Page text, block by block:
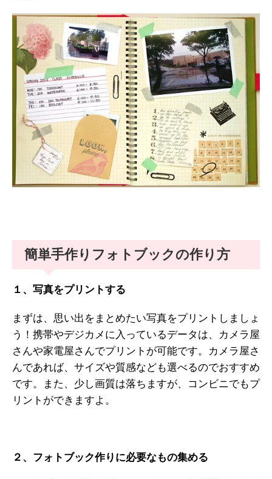
簡単手作りフォトブックの作り方
１、写真をプリントする
まずは、思い出をまとめたい写真をプリントしましょ
う！携帯やデジカメに入っているデータは、カメラ屋
さんや家電屋さんでプリントが可能です。カメラ屋さ
んであれば、サイズや質感なども選べるのでおすすめ
です。また、少し画質は落ちますが、コンビニでもプ
リントができますよ。
２、フォトブック作りに必要なもの集める